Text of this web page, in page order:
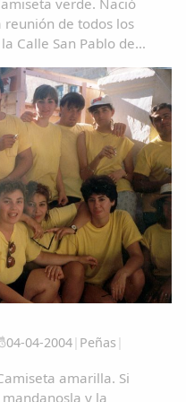
reunión de todos los
Calle San Pablo de
peña...
04-04-2004| Peñas |
amarilla. Si
y la
Facebook
Twitter